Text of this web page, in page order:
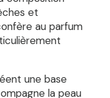
et
au parfum
une base
la peau